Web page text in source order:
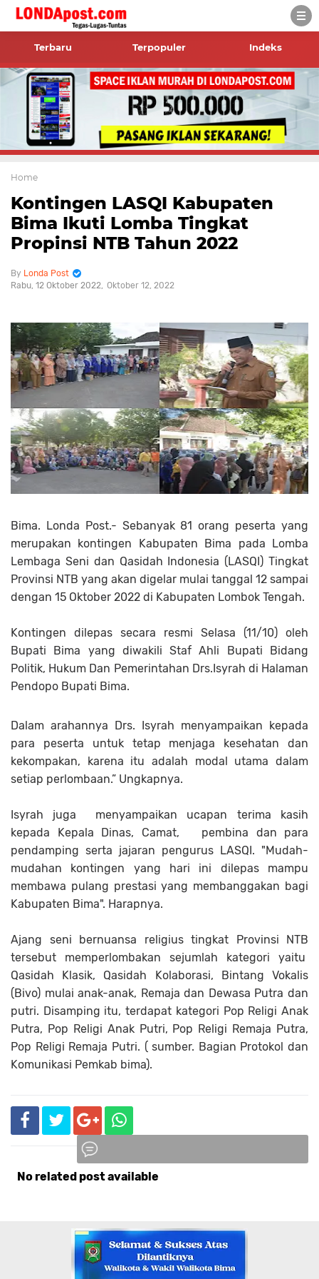
Terbaru Terpopuler Indeks
Home
Kontingen LASQI Kabupaten
Bima Ikuti Lomba Tingkat
Propinsi NTB Tahun 2022
Londa Post
Rabu, 12 Oktober 2022 Oktober 12, 2022
Bima. Londa Post.- Sebanyak 81 orang peserta yang
merupakan kontingen Kabupaten Bima pada Lomba
Lembaga Seni dan Qasidah Indonesia (LASQI) Tingkat
Provinsi NTB yang akan digelar mulai tanggal 12 sampai
dengan 15 Oktober 2022 di Kabupaten Lombok Tengah.
Kontingen dilepas secara resmi Selasa (11/10) oleh
Bupati Bima yang diwakili Staf Ahli Bupati Bidang
Politik, Hukum Dan Pemerintahan Drs.Isyrah di Halaman
Pendopo Bupati Bima.
Dalam arahannya Drs. Isyrah menyampaikan kepada
para peserta untuk tetap menjaga kesehatan dan
kekompakan, karena itu adalah modal utama dalam
setiap perlombaan.” Ungkapnya.
Isyrah juga menyampaikan ucapan terima kasih
kepada Kepala Dinas, Camat, pembina dan para
pendamping serta jajaran pengurus LASQI. "Mudah-
mudahan kontingen yang hari ini dilepas mampu
membawa pulang prestasi yang membanggakan bagi
Kabupaten Bima". Harapnya.
Ajang seni bernuansa religius tingkat Provinsi NTB
tersebut memperlombakan sejumlah kategori yaitu
Qasidah Klasik, Qasidah Kolaborasi, Bintang Vokalis
(Bivo) mulai anak-anak, Remaja dan Dewasa Putra dan
putri. Disamping itu, terdapat kategori Pop Religi Anak
Putra, Pop Religi Anak Putri, Pop Religi Remaja Putra,
Pop Religi Remaja Putri. ( sumber. Bagian Protokol dan
Komunikasi Pemkab bima).
No related post available